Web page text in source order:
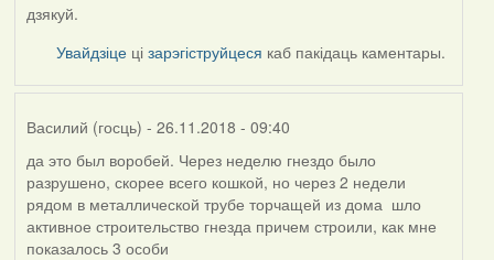
In
reply
by
дзякуй.
Увайдзіце цізарэгіструйцеся каб пакідаць каментары.
Василий (госць) - 26.11.2018 - 09:40
да это был воробей. Через неделю гнездо было
разрушено, скорее всего кошкой, но через 2 недели
рядом в металлической трубе торчащей из дома шло
активное строительство гнезда причем строили, как мне
показалось 3 особи